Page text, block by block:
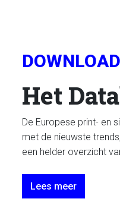
DOWNLOAD
Het
De Europese print- en
met de nieuwste
een helder overzicht
Lees meer